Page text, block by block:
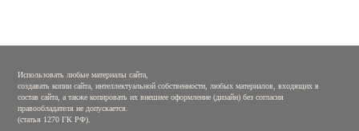
Использовать любые материалы сайта,
создавать копии сайта, интеллектуальной собственности, любых материалов, входящих в
состав сайта, а также копировать их внешнее оформление (дизайн) без согласия
правообладателя не допускается.
(статья 1270 ГК РФ).